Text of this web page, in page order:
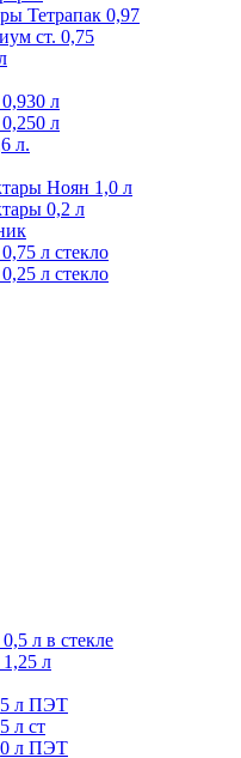
Тетрапак 0,97
ст. 0,75
л
л
л.
Ноян 1,0 л
0,2 л
л стекло
л стекло
л в стекле
л
л ПЭТ
л ст
л ПЭТ